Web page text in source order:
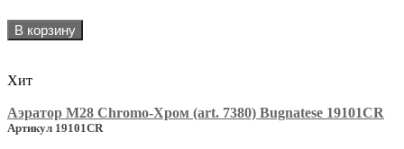
В корзину
Хит
Аэратор М28 Chromo-Хром (art. 7380) Bugnatese 19101CR
Артикул 19101CR